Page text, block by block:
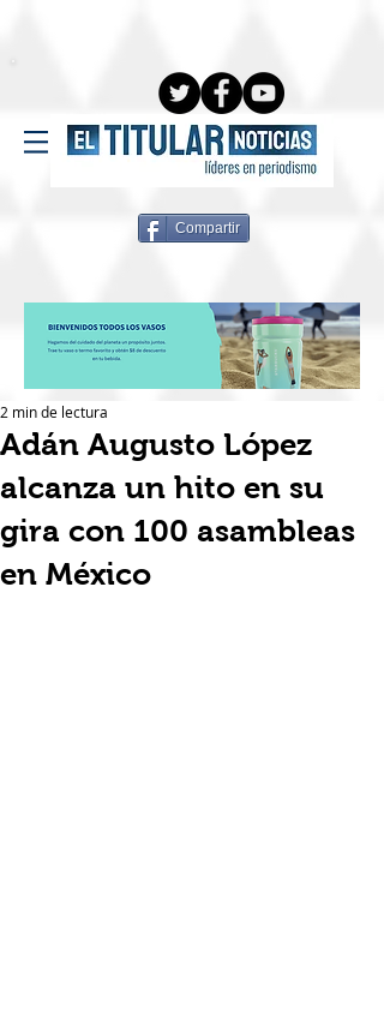
Compartir
Adán Augusto López
alcanza un hito en su
gira con 100 asambleas
en México
2 min de lectura